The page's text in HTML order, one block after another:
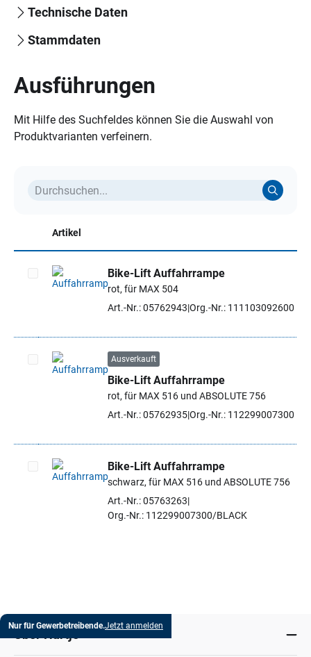
Technische Daten
Stammdaten
Ausführungen
Mit Hilfe des Suchfeldes können Sie die Auswahl von
Produktvarianten verfeinern.
Artikel
Artikel auswählen
Bike-Lift Auffahrrampe
rot, für MAX 504
Art.-Nr.: 05762943 Org.-Nr.: 111103092600
Artikel auswählen
Ausverkauft
Bike-Lift Auffahrrampe
rot, für MAX 516 und ABSOLUTE 756
Art.-Nr.: 05762935Org.-Nr.: 112299007300
Artikel auswählen
Bike-Lift Auffahrrampe
schwarz, für MAX 516 und ABSOLUTE 756
Art.-Nr.: 05763263
Org.-Nr.: 112299007300/BLACK
Nur für Gewerbetreibende.Jetzt anmelden